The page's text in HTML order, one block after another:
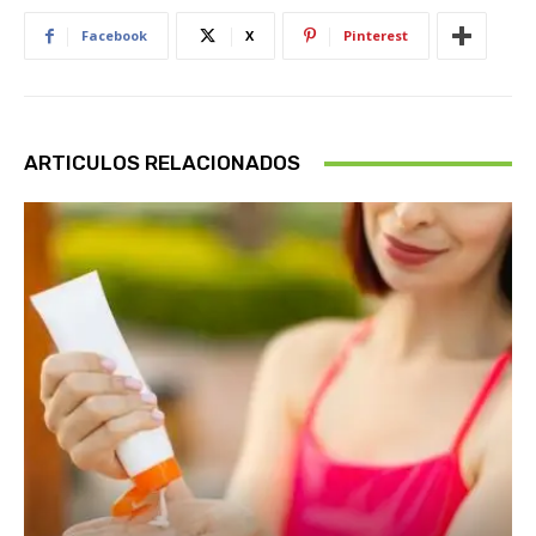
Facebook X Pinterest
ARTICULOS RELACIONADOS